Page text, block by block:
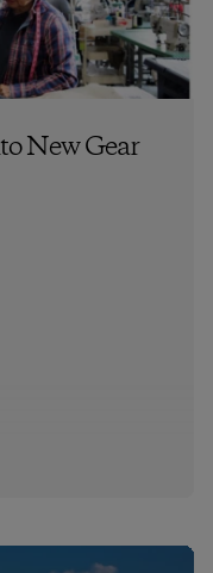
New Gear